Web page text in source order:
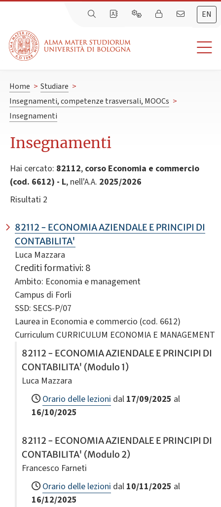
EN
Home > Studiare >
Insegnamenti, competenze trasversali, MOOCs >
Insegnamenti
Insegnamenti
Hai cercato: 82112, corso Economia e commercio
(cod. 6612) - L, nell'A.A. 2025/2026
Risultati 2
82112 - ECONOMIA AZIENDALE E PRINCIPI DI
CONTABILITA'
Luca Mazzara
Crediti formativi: 8
Ambito: Economia e management
Campus di Forli
SSD: SECS-P/07
Laurea in Economia e commercio (cod. 6612)
Curriculum CURRICULUM ECONOMIA E MANAGEMENT
82112 - ECONOMIA AZIENDALE E PRINCIPI DI
CONTABILITA' (Modulo 1)
Luca Mazzara
Orario delle lezioni dal 17/09/2025 al
16/10/2025
82112 - ECONOMIA AZIENDALE E PRINCIPI DI
CONTABILITA' (Modulo 2)
Francesco Farneti
Orario delle lezioni dal 10/11/2025 al
16/12/2025